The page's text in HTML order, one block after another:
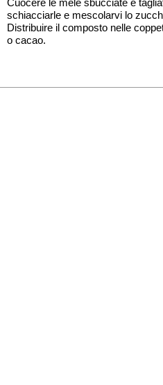
Cuocere le mele sbucciate e
schiacciarle e mescolarvi lo
Distribuire il composto nelle
o cacao.